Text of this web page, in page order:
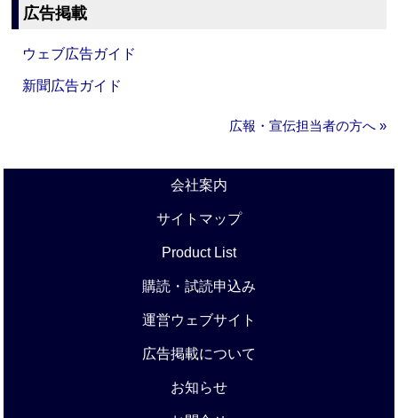
広告掲載
ウェブ広告ガイド
新聞広告ガイド
広報・宣伝担当者の方へ »
会社案内
サイトマップ
Product List
購読・試読申込み
運営ウェブサイト
広告掲載について
お知らせ